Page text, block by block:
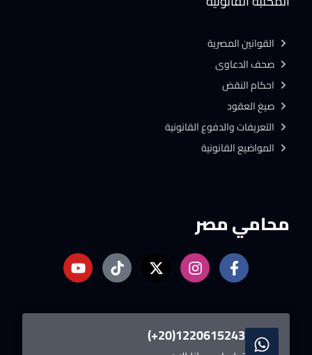
محامي مصر
1220615243(20+)
القوانين المصرية
صحف الدعاوى
احكام النقض
صيغ العقود
التعريفات والدفوع القانونية
المواضيع القانونية